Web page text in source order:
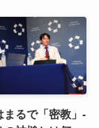
まるで「密教」-